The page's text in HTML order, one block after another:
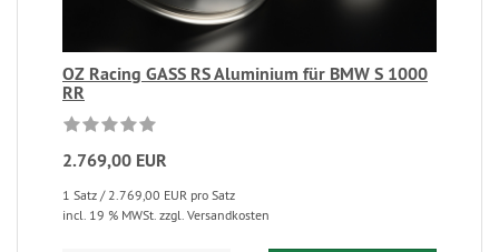
OZ Racing GASS RS Aluminium für BMW S 1000
RR
2.769,00 EUR
1 Satz / 2.769,00 EUR pro Satz
incl. 19 % MWSt. zzgl. Versandkosten